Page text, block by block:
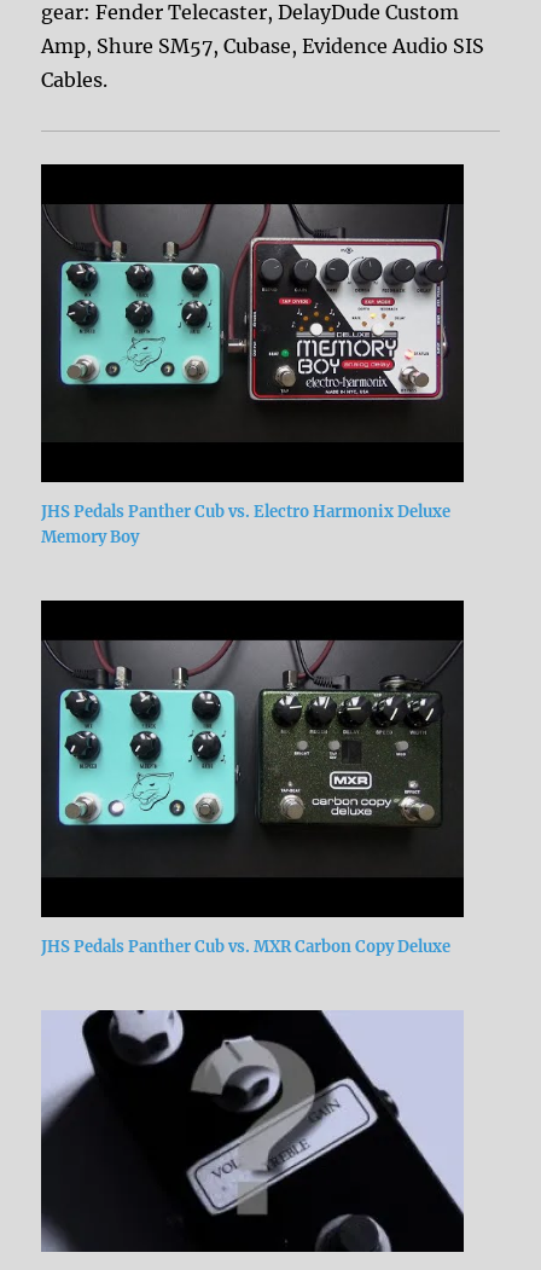
gear: Fender Telecaster, DelayDude Custom
Amp, Shure SM57, Cubase, Evidence Audio SIS
Cables.
JHS Pedals Panther Cub vs. Electro Harmonix Deluxe
Memory Boy
JHS Pedals Panther Cub vs. MXR Carbon Copy Deluxe